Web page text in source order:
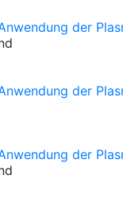
der
der
der